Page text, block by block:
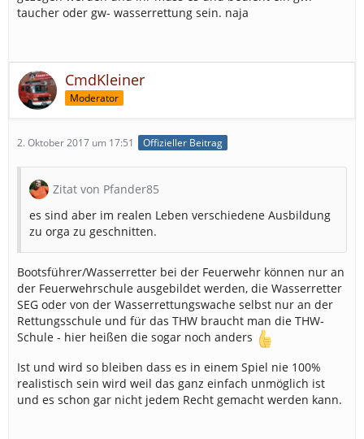
taucher oder gw- wasserrettung sein. naja
CmdKleiner
Moderator
2. Oktober 2017 um 17:51 Offizieller Beitrag
Zitat von Pfander85
es sind aber im realen Leben verschiedene Ausbildung
zu orga zu geschnitten.
Bootsführer/Wasserretter bei der Feuerwehr können nur an
der Feuerwehrschule ausgebildet werden, die Wasserretter
SEG oder von der Wasserrettungswache selbst nur an der
Rettungsschule und für das THW braucht man die THW-
Schule - hier heißen die sogar noch anders
Ist und wird so bleiben dass es in einem Spiel nie 100%
realistisch sein wird weil das ganz einfach unmöglich ist
und es schon gar nicht jedem Recht gemacht werden kann.